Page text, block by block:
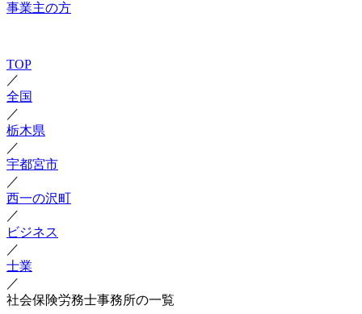
事業主の方
TOP
／
全国
／
栃木県
／
宇都宮市
／
西一の沢町
／
ビジネス
／
士業
／
社会保険労務士事務所の一覧